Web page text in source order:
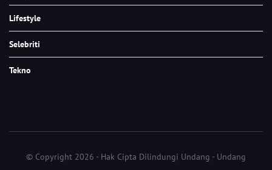
Lifestyle
Selebriti
Tekno
© Copyright 2026 - Hak Cipta Dilindungi Undang - Undang